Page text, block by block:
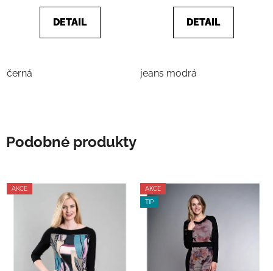
DETAIL
černá
DETAIL
jeans modrá
Podobné produkty
AKCE
AKCE
TIP